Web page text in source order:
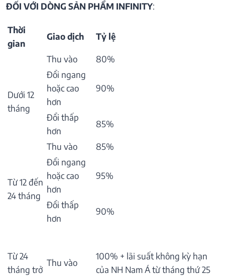
ĐỐI VỚI DÒNG SẢN PHẨM INFINITY:
Thời
gian
Giao dịch Tỷ lệ
Dưới 12
tháng
Thu vào
80%
Đổi ngang
hoặc cao
hơn
90%
Đổi thấp
hơn
85%
Từ 12 đến
24 tháng
Thu vào
85%
Đổi ngang
hoặc cao
hơn
95%
Đổi thấp
hơn
90%
Từ 24
tháng trở
Thu vào
100% + lãi suất không kỳ hạn
của NH Nam Á từ tháng thứ 25